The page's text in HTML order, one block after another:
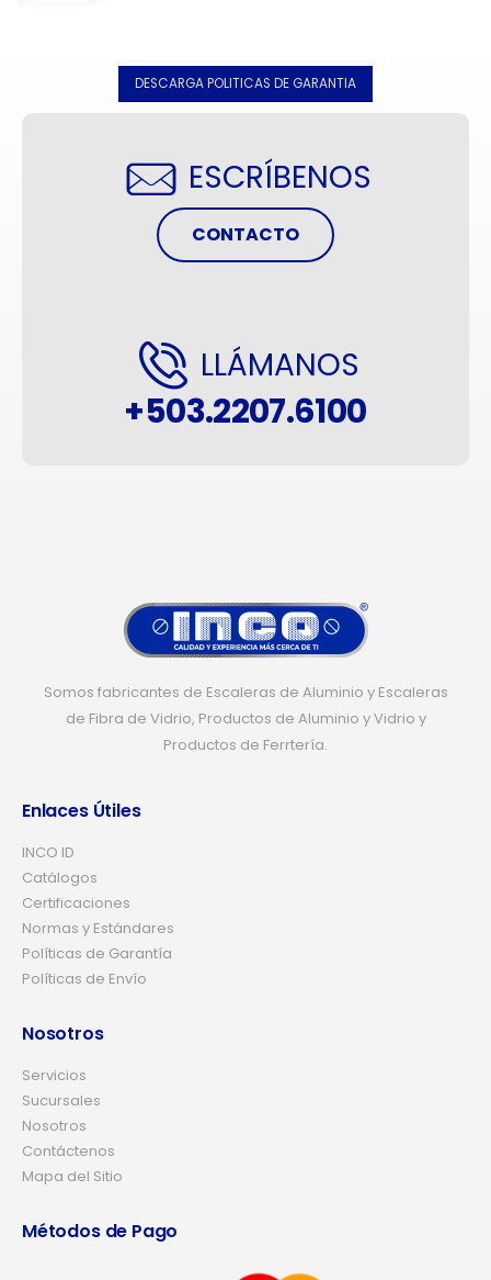
DESCARGA POLITICAS DE GARANTIA
ESCRÍBENOS
CONTACTO
LLÁMANOS
+503.2207.6100
Somos fabricantes de Escaleras de Aluminio y Escaleras
de Fibra de Vidrio, Productos de Aluminio y Vidrio y
Productos de Ferrtería.
Enlaces Útiles
INCO ID
Catálogos
Certificaciones
Normas y Estándares
Políticas de Garantía
Políticas de Envío
Nosotros
Servicios
Sucursales
Nosotros
Contáctenos
Mapa del Sitio
Métodos de Pago